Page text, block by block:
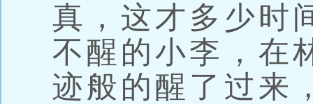
真，这才多少时
不醒的小李，在
迹般的醒了过来